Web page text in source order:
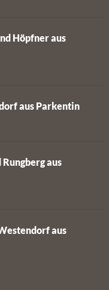
Höpfner aus
aus Parkentin
aus
aus